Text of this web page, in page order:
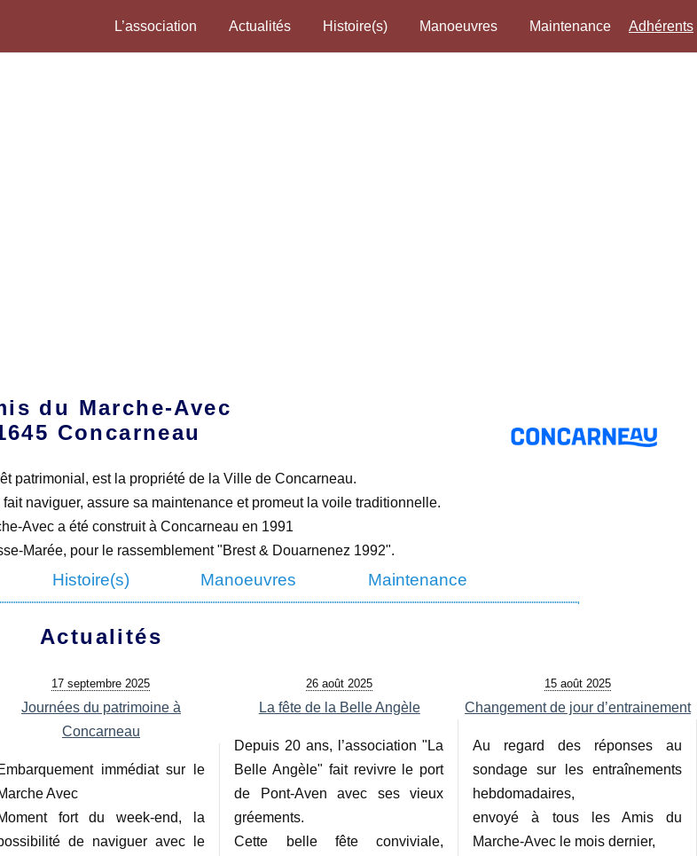
L’association Actualités Histoire(s) Manoeuvres Maintenance Adhérents
du Marche-Avec
Concarneau
patrimonial, est la propriété de la Ville de Concarneau.
naviguer, assure sa maintenance et promeut la voile traditionnelle.
Avec a été construit à Concarneau en 1991
Marée, pour le rassemblement "Brest & Douarnenez 1992".
Histoire(s) Manoeuvres Maintenance
Actualités
17 septembre 2025
Journées du patrimoine à
Concarneau
immédiat sur le
Avec
fort du week-end, la
de naviguer avec le
26 août 2025
La fête de la Belle Angèle
Depuis 20 ans, l’association "La
Belle Angèle" fait revivre le port
de Pont-Aven avec ses vieux
gréements.
Cette belle fête conviviale,
15 août 2025
Changement de jour d’entrainement
Au regard des réponses au
sondage sur les entraînements
hebdomadaires,
envoyé à tous les Amis du
Marche-Avec le mois dernier,